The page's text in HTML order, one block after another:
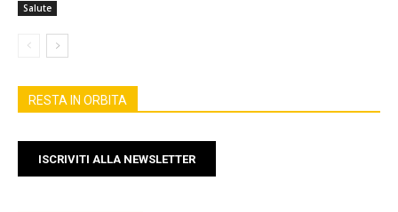
Salute
RESTA IN ORBITA
ISCRIVITI ALLA NEWSLETTER